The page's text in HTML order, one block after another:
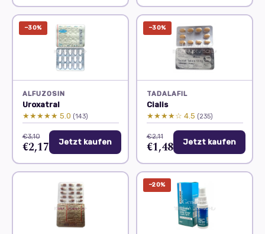
−30%
ALFUZOSIN
Uroxatral
★★★★★ 5.0 (143)
€3,10
€2,17 Jetzt kaufen
−30%
TADALAFIL
Cialis
★★★★☆ 4.5 (235)
€2,11
€1,48 Jetzt kaufen
−20%